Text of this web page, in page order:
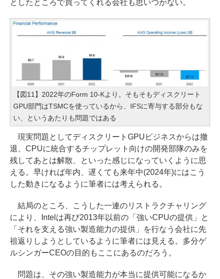
としたところで買ってくれる会社も思いつかない。
【図11】2022年のForm 10-Kより。そもそもディスクリート
GPU部門はTSMCを使っているから、IFSに寄与する部分もな
い、というあたりも問題ではある
現実問題としてディスクリートGPUビジネスからは撤
退、CPUに統合するチップレット向けの開発部隊のみを
残してあとは解散、といった感じになっていくように思
える。早ければ年内、遅くても来年中(2024年)にはこう
した動きになるように筆者には考えられる。
結局のところ、こうした一連のリストラクチャリング
により、Intelは再び2013年以前の「強いCPUの提供」と
「それを支える強い製造能力の提供」を行なう会社に先
祖返りしようとしているように筆者には見える。多分ゲ
ルシンガーCEOの目的もここにあるのだろう。
問題は、その強い製造能力が本当に提供可能になるか